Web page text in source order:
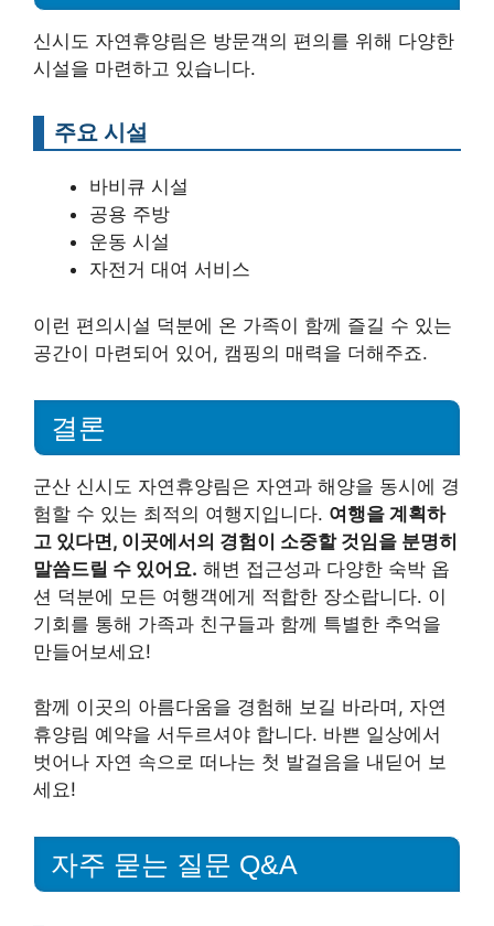
신시도 자연휴양림은 방문객의 편의를 위해 다양한
시설을 마련하고 있습니다.
주요 시설
바비큐 시설
공용 주방
운동 시설
자전거 대여 서비스
이런 편의시설 덕분에 온 가족이 함께 즐길 수 있는
공간이 마련되어 있어, 캠핑의 매력을 더해주죠.
결론
군산 신시도 자연휴양림은 자연과 해양을 동시에 경
험할 수 있는 최적의 여행지입니다. 여행을 계획하
고 있다면, 이곳에서의 경험이 소중할 것임을 분명히
말씀드릴 수 있어요. 해변 접근성과 다양한 숙박 옵
션 덕분에 모든 여행객에게 적합한 장소랍니다. 이
기회를 통해 가족과 친구들과 함께 특별한 추억을
만들어보세요!
함께 이곳의 아름다움을 경험해 보길 바라며, 자연
휴양림 예약을 서두르셔야 합니다. 바쁜 일상에서
벗어나 자연 속으로 떠나는 첫 발걸음을 내딛어 보
세요!
자주 묻는 질문 Q&A